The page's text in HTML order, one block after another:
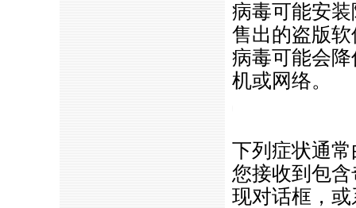
病毒可能安
售出的盗版软
病毒可能会
机或网络。
下列症状通
您接收到包
现对话框，